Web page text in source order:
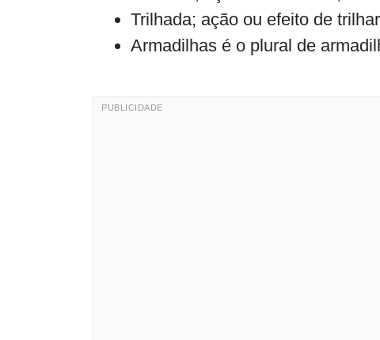
Trilhada; ação ou efeito de
Armadilhas é o plural de